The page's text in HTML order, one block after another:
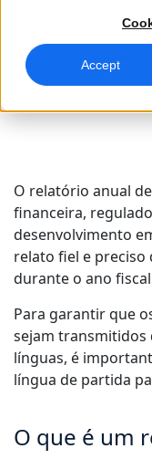
Accept
Consultoria
Atinga e
Transforme áudio
Serviços de
Melhore a IA com
Todas as soluções
Ciências da Vida
Garantia de
Dublagem
Potencie a IA
Tradução com IA
Webinars on
Dominar a
Dicas para aumentar
Carreiras
Construa o seu
que a tradução
vital, e assim,
profissional
O relatório anual
financeira,
desenvolvimento
relato fiel e
durante o ano
Para garantir que
sejam transmitidos
línguas, é
língua de partida
O que é um